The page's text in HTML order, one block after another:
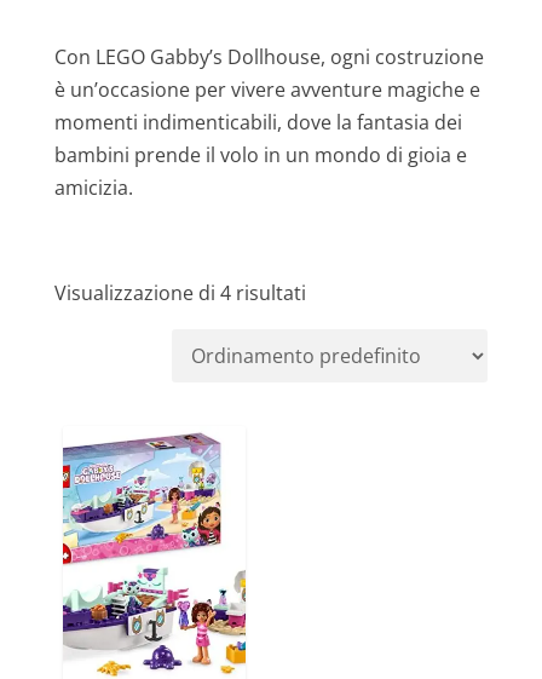
Con LEGO Gabby’s Dollhouse, ogni costruzione
è un’occasione per vivere avventure magiche e
momenti indimenticabili, dove la fantasia dei
bambini prende il volo in un mondo di gioia e
amicizia.
Visualizzazione di 4 risultati